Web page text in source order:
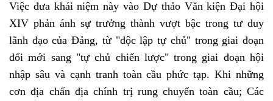
Việc đưa khái niệm này vào Dự thảo Văn kiện Đại hội
XIV phản ánh sự trưởng thành vượt bậc trong tư duy
lãnh đạo của Đảng, từ "độc lập tự chủ" trong giai đoạn
đổi mới sang "tự chủ chiến lược" trong giai đoạn hội
nhập sâu và cạnh tranh toàn cầu phức tạp. Khi những
cơn địa chấn địa chính trị rung chuyển toàn cầu; Các